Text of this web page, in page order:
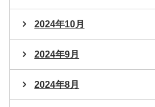
2024年10月
2024年9月
2024年8月